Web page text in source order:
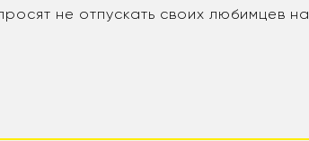
не отпускать своих любимцев на